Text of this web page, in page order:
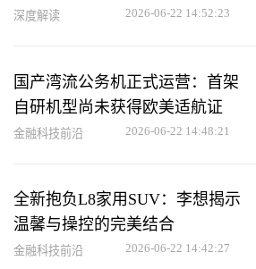
深度解读 2026-06-22 14:52:23
国产湾流公务机正式运营：首架
自研机型尚未获得欧美适航证
金融科技前沿 2026-06-22 14:48:21
全新抱负L8家用SUV：李想揭示
温馨与操控的完美结合
金融科技前沿 2026-06-22 14:42:27